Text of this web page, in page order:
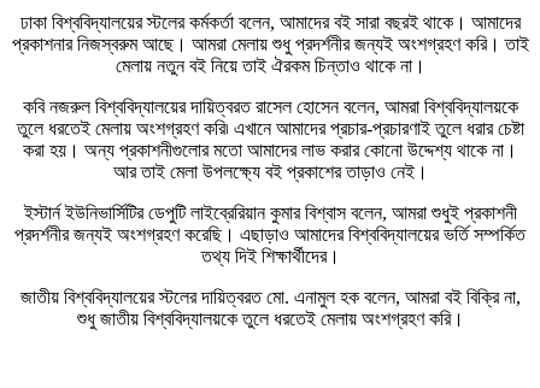
ঢাকা বিশ্ববিদ্যালয়ের স্টলের কর্মকর্তা বলেন, আমাদের বই সারা বছরই থাকে। আমাদের
প্রকাশনার নিজস্বরুম আছে। আমরা মেলায় শুধু প্রদর্শনীর জন্যই অংশগ্রহণ করি। তাই
মেলায় নতুন বই নিয়ে তাই ঐরকম চিন্তাও থাকে না।
কবি নজরুল বিশ্ববিদ্যালয়ের দায়িত্বরত রাসেল হোসেন বলেন, আমরা বিশ্ববিদ্যালয়কে
তুলে ধরতেই মেলায় অংশগ্রহণ করি৷ এখানে আমাদের প্রচার-প্রচারণাই তুলে ধরার চেষ্টা
করা হয়। অন্য প্রকাশনীগুলোর মতো আমাদের লাভ করার কোনো উদ্দেশ্য থাকে না।
আর তাই মেলা উপলক্ষ্যে বই প্রকাশের তাড়াও নেই।
ইস্টার্ন ইউনিভার্সিটির ডেপুটি লাইব্রেরিয়ান কুমার বিশ্বাস বলেন, আমরা শুধুই প্রকাশনী
প্রদর্শনীর জন্যই অংশগ্রহণ করেছি। এছাড়াও আমাদের বিশ্ববিদ্যালয়ের ভর্তি সম্পর্কিত
তথ্য দিই শিক্ষার্থীদের।
জাতীয় বিশ্ববিদ্যালয়ের স্টলের দায়িত্বরত মো. এনামুল হক বলেন, আমরা বই বিক্রি না,
শুধু জাতীয় বিশ্ববিদ্যালয়কে তুলে ধরতেই মেলায় অংশগ্রহণ করি।